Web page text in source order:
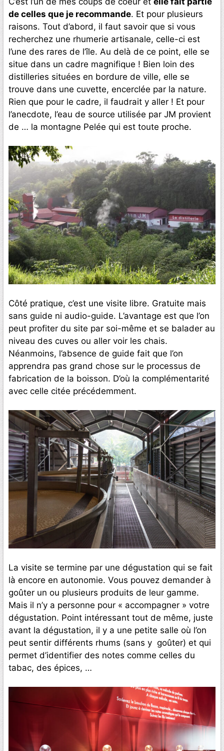
de celles que je recommande. Et pour plusieurs
raisons. Tout d’abord, il faut savoir que si vous
recherchez une rhumerie artisanale, celle-ci est
l’une des rares de l’île. Au delà de ce point, elle se
situe dans un cadre magnifique ! Bien loin des
distilleries situées en bordure de ville, elle se
trouve dans une cuvette, encerclée par la nature.
Rien que pour le cadre, il faudrait y aller ! Et pour
l’anecdote, l’eau de source utilisée par JM provient
de … la montagne Pelée qui est toute proche.
Côté pratique, c’est une visite libre. Gratuite mais
sans guide ni audio-guide. L’avantage est que l’on
peut profiter du site par soi-même et se balader au
niveau des cuves ou aller voir les chais.
Néanmoins, l’absence de guide fait que l’on
apprendra pas grand chose sur le processus de
fabrication de la boisson. D’où la complémentarité
avec celle citée précédemment.
La visite se termine par une dégustation qui se fait
là encore en autonomie. Vous pouvez demander à
goûter un ou plusieurs produits de leur gamme.
Mais il n’y a personne pour « accompagner » votre
dégustation. Point intéressant tout de même, juste
avant la dégustation, il y a une petite salle où l’on
peut sentir différents rhums (sans y goûter) et qui
permet d’identifier des notes comme celles du
tabac, des épices, …